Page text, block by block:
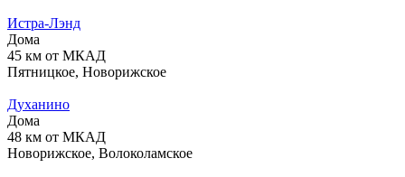
Истра-Лэнд
Дома
45 км от МКАД
Пятницкое, Новорижское
Духанино
Дома
48 км от МКАД
Новорижское, Волоколамское